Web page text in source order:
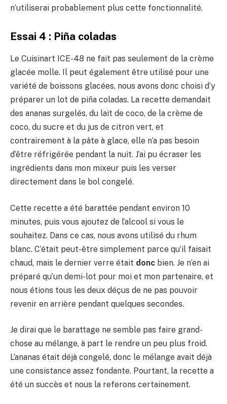
n’utiliserai probablement plus cette fonctionnalité.
Essai 4 : Piña coladas
Le Cuisinart ICE-48 ne fait pas seulement de la crème
glacée molle. Il peut également être utilisé pour une
variété de boissons glacées, nous avons donc choisi d’y
préparer un lot de piña coladas. La recette demandait
des ananas surgelés, du lait de coco, de la crème de
coco, du sucre et du jus de citron vert, et
contrairement à la pâte à glace, elle n’a pas besoin
d’être réfrigérée pendant la nuit. J’ai pu écraser les
ingrédients dans mon mixeur puis les verser
directement dans le bol congelé.
Cette recette a été barattée pendant environ 10
minutes, puis vous ajoutez de l’alcool si vous le
souhaitez. Dans ce cas, nous avons utilisé du rhum
blanc. C’était peut-être simplement parce qu’il faisait
chaud, mais le dernier verre était donc bien. Je n’en ai
préparé qu’un demi-lot pour moi et mon partenaire, et
nous étions tous les deux déçus de ne pas pouvoir
revenir en arrière pendant quelques secondes.
Je dirai que le barattage ne semble pas faire grand-
chose au mélange, à part le rendre un peu plus froid.
L’ananas était déjà congelé, donc le mélange avait déjà
une consistance assez fondante. Pourtant, la recette a
été un succès et nous la referons certainement.